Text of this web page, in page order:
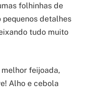
folhinhas de
pequenos detalhes
tudo muito
feijoada,
Alho e cebola